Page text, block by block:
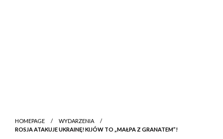
HOMEPAGE
WYDARZENIA
ROSJA ATAKUJE UKRAINĘ! KIJÓW TO „MAŁPA Z GRANATEM”!